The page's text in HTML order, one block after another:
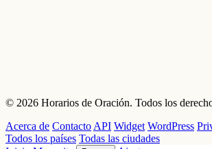
© 2026 Horarios de Oración. Todos los
Acerca de Contacto API Widget WordPress
Todos los países Todas las ciudades